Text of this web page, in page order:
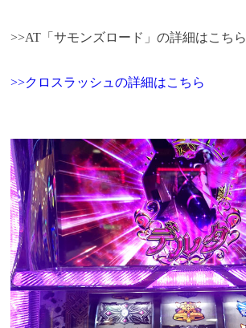
>>AT「サモンズロード」の詳細はこちら
>>クロスラッシュの詳細はこちら